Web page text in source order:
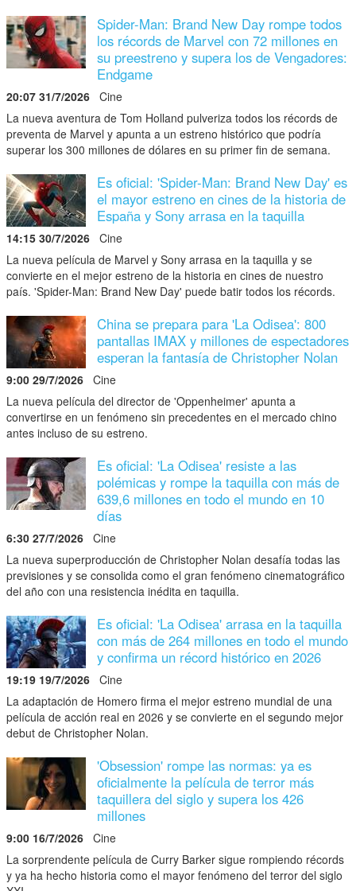
Spider-Man: Brand New Day rompe todos
los récords de Marvel con 72 millones en
su preestreno y supera los de Vengadores:
Endgame
20:07 31/7/2026 Cine
La nueva aventura de Tom Holland pulveriza todos los récords de
preventa de Marvel y apunta a un estreno histórico que podría
superar los 300 millones de dólares en su primer fin de semana.
Es oficial: 'Spider-Man: Brand New Day' es
el mayor estreno en cines de la historia de
España y Sony arrasa en la taquilla
14:15 30/7/2026 Cine
La nueva película de Marvel y Sony arrasa en la taquilla y se
convierte en el mejor estreno de la historia en cines de nuestro
país. 'Spider-Man: Brand New Day' puede batir todos los récords.
China se prepara para 'La Odisea': 800
pantallas IMAX y millones de espectadores
esperan la fantasía de Christopher Nolan
9:00 29/7/2026 Cine
La nueva película del director de 'Oppenheimer' apunta a
convertirse en un fenómeno sin precedentes en el mercado chino
antes incluso de su estreno.
Es oficial: 'La Odisea' resiste a las
polémicas y rompe la taquilla con más de
639,6 millones en todo el mundo en 10
días
6:30 27/7/2026 Cine
La nueva superproducción de Christopher Nolan desafía todas las
previsiones y se consolida como el gran fenómeno cinematográfico
del año con una resistencia inédita en taquilla.
Es oficial: 'La Odisea' arrasa en la taquilla
con más de 264 millones en todo el mundo
y confirma un récord histórico en 2026
19:19 19/7/2026 Cine
La adaptación de Homero firma el mejor estreno mundial de una
película de acción real en 2026 y se convierte en el segundo mejor
debut de Christopher Nolan.
'Obsession' rompe las normas: ya es
oficialmente la película de terror más
taquillera del siglo y supera los 426
millones
9:00 16/7/2026 Cine
La sorprendente película de Curry Barker sigue rompiendo récords
y ya ha hecho historia como el mayor fenómeno del terror del siglo